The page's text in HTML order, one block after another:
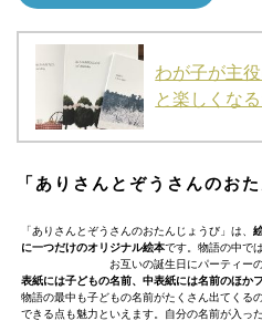
わが子が主
と楽しくな
「ありさんとぞうさんのお
「ありさんとぞうさんのおたんじょうび」は、
に一つだけのオリジナル絵本です。物語の中で
お互いの誕生日にパーティー
表紙には子どもの名前、中表紙には名前のほか
物語の最中も子どもの名前がたくさん出てくる
できる点も魅力といえます。自分の名前が入っ